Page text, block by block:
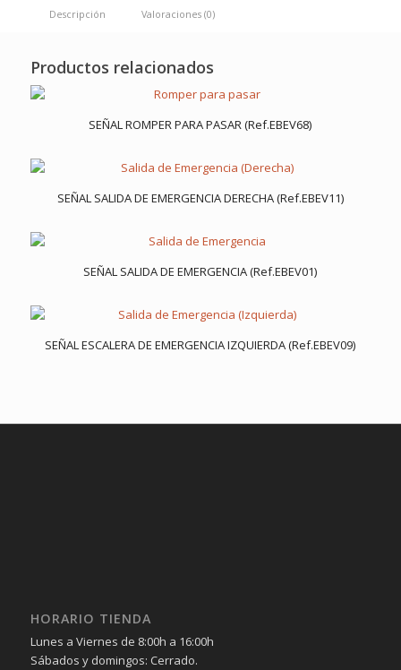
Descripción Valoraciones (0)
Productos relacionados
SEÑAL ROMPER PARA PASAR (Ref.EBEV68)
SEÑAL SALIDA DE EMERGENCIA DERECHA (Ref.EBEV11)
SEÑAL SALIDA DE EMERGENCIA (Ref.EBEV01)
SEÑAL ESCALERA DE EMERGENCIA IZQUIERDA (Ref.EBEV09)
HORARIO TIENDA
Lunes a Viernes de 8:00h a 16:00h
Sábados y domingos: Cerrado.